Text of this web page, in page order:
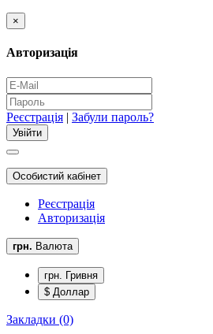
×
Авторизація
Реєстрація | Забули пароль?
Особистий кабінет
Реєстрація
Авторизація
грн. Валюта
грн. Гривня
$ Доллар
Закладки (0)